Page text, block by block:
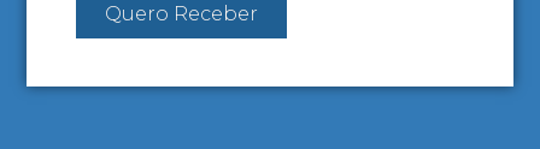
Quero Receber